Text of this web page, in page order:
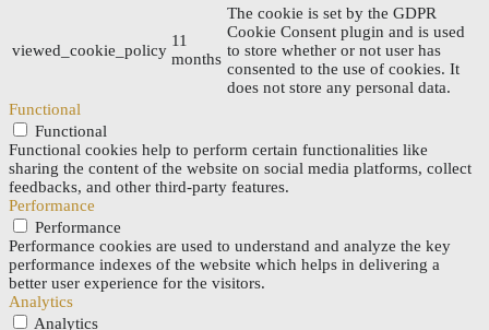
viewed_cookie_policy
11
months
The cookie is set by the GDPR
Cookie Consent plugin and is used
to store whether or not user has
consented to the use of cookies. It
does not store any personal data.
Functional
Functional
Functional cookies help to perform certain functionalities like
sharing the content of the website on social media platforms, collect
feedbacks, and other third-party features.
Performance
Performance
Performance cookies are used to understand and analyze the key
performance indexes of the website which helps in delivering a
better user experience for the visitors.
Analytics
Analytics